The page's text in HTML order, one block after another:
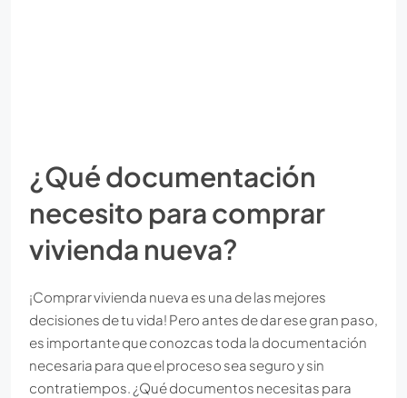
¿Qué documentación
necesito para comprar
vivienda nueva?
¡Comprar vivienda nueva es una de las mejores
decisiones de tu vida! Pero antes de dar ese gran paso,
es importante que conozcas toda la documentación
necesaria para que el proceso sea seguro y sin
contratiempos. ¿Qué documentos necesitas para